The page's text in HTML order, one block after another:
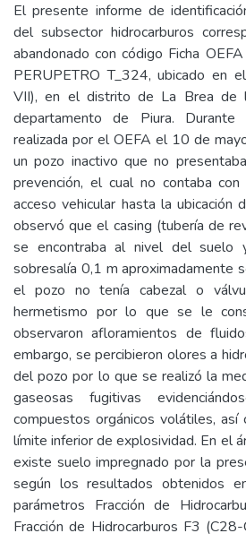
El presente informe de
del subsector hidrocarburos
abandonado con código Ficha
PERUPETRO T_324, ubicado en
VII), en el distrito de La Brea de
departamento de Piura.
realizada por el OEFA el 10 de
un pozo inactivo que no
prevención, el cual no contaba
acceso vehicular hasta la ubicación
observó que el casing (tubería de
se encontraba al nivel del
sobresalía 0,1 m aproximadamente
el pozo no tenía cabezal o
hermetismo por lo que se le
observaron afloramientos de
embargo, se percibieron olores a
del pozo por lo que se realizó la
gaseosas fugitivas
compuestos orgánicos volátiles,
límite inferior de explosividad. En el
existe suelo impregnado por la
según los resultados obtenidos
parámetros Fracción de
Fracción de Hidrocarburos F3